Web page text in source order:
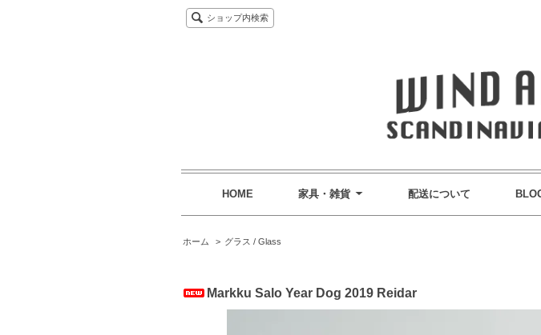
ショップ内検索
HOME 家具・雑貨 配送について
ホーム > グラス / Glass
Markku Salo Year Dog 2019 Reidar